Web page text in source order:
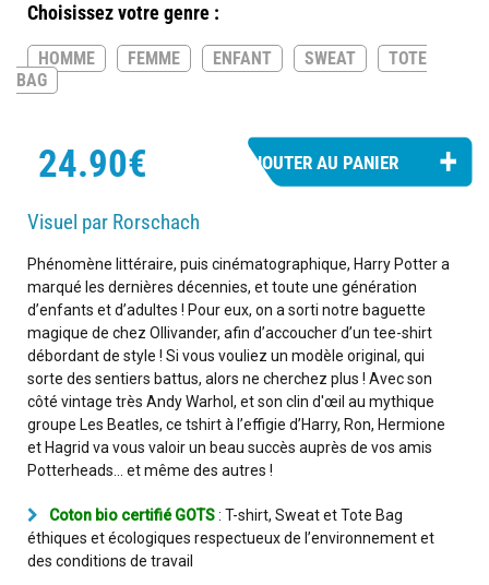
Choisissez votre genre :
HOMME FEMME ENFANT SWEAT
TOTE
BAG
24.90€
Visuel par Rorschach
Phénomène littéraire, puis cinématographique, Harry Potter a
marqué les dernières décennies, et toute une génération
d’enfants et d’adultes ! Pour eux, on a sorti notre baguette
magique de chez Ollivander, afin d’accoucher d’un tee-shirt
débordant de style ! Si vous vouliez un modèle original, qui
sorte des sentiers battus, alors ne cherchez plus ! Avec son
côté vintage très Andy Warhol, et son clin d'œil au mythique
groupe Les Beatles, ce tshirt à l’effigie d’Harry, Ron, Hermione
et Hagrid va vous valoir un beau succès auprès de vos amis
Potterheads… et même des autres !
Coton bio certifié GOTS: T-shirt, Sweat et Tote Bag
éthiques et écologiques respectueux de l’environnement et
des conditions de travail